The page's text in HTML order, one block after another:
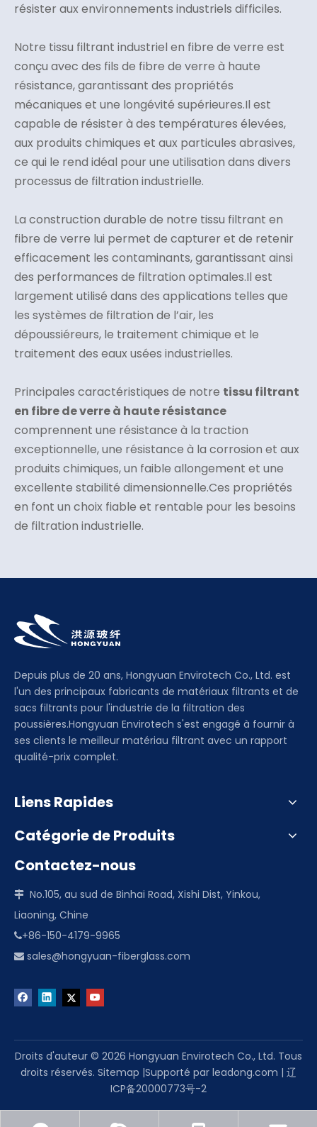
résister aux environnements industriels difficiles.
Notre tissu filtrant industriel en fibre de verre est
conçu avec des fils de fibre de verre à haute
résistance, garantissant des propriétés
mécaniques et une longévité supérieures.Il est
capable de résister à des températures élevées,
aux produits chimiques et aux particules abrasives,
ce qui le rend idéal pour une utilisation dans divers
processus de filtration industrielle.
La construction durable de notre tissu filtrant en
fibre de verre lui permet de capturer et de retenir
efficacement les contaminants, garantissant ainsi
des performances de filtration optimales.Il est
largement utilisé dans des applications telles que
les systèmes de filtration de l’air, les
dépoussiéreurs, le traitement chimique et le
traitement des eaux usées industrielles.
Principales caractéristiques de notre tissu filtrant
en fibre de verre à haute résistance
comprennent une résistance à la traction
exceptionnelle, une résistance à la corrosion et aux
produits chimiques, un faible allongement et une
excellente stabilité dimensionnelle.Ces propriétés
en font un choix fiable et rentable pour les besoins
de filtration industrielle.
Depuis plus de 20 ans, Hongyuan Envirotech Co., Ltd. est
l'un des principaux fabricants de matériaux filtrants et de
sacs filtrants pour l'industrie de la filtration des
poussières.Hongyuan Envirotech s'est engagé à fournir à
ses clients le meilleur matériau filtrant avec un rapport
qualité-prix complet.
Liens Rapides
Catégorie de Produits
Contactez-nous
 No.105, au sud de Binhai Road, Xishi Dist, Yinkou,
Liaoning, Chine
+86-150-4179-9965
 sales@hongyuan-fiberglass.com
Droits d'auteur © 2026 Hongyuan Envirotech Co., Ltd. Tous
droits réservés. Sitemap |Supporté par leadong.com | 辽
ICP备20000773号-2